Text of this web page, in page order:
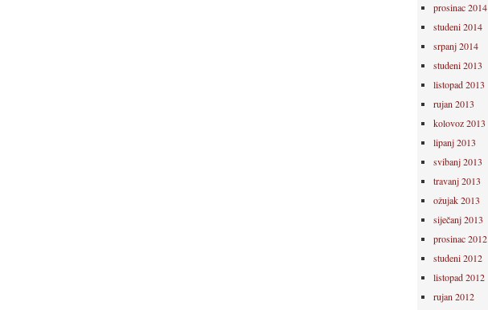
prosinac 2014
studeni 2014
srpanj 2014
studeni 2013
listopad 2013
rujan 2013
kolovoz 2013
lipanj 2013
svibanj 2013
travanj 2013
ožujak 2013
siječanj 2013
prosinac 2012
studeni 2012
listopad 2012
rujan 2012